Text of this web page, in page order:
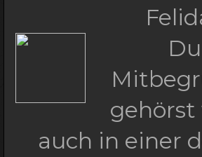
gehörst
auch in einer